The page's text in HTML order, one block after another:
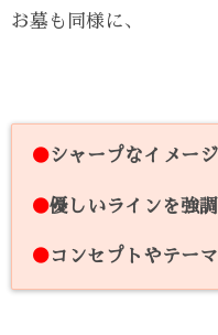
お墓も同様に、
●シャープなイメー
●優しいラインを強
●コンセプトやテー